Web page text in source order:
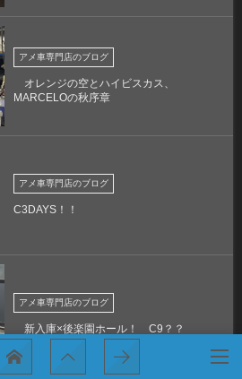
アメ車専門店のブログ
オレンジの空とハイビスカス、
MARCELOの秋序章
アメ車専門店のブログ
C3DAYS！！
アメ車専門店のブログ
新入庫×後楽園ホール！ C9？？